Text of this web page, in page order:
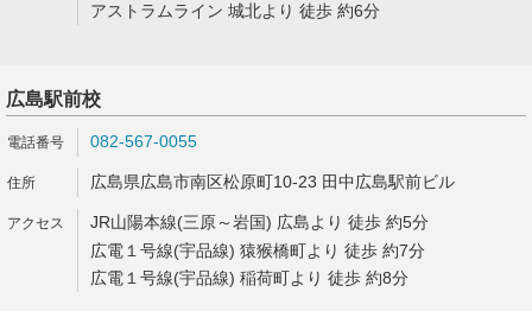
アストラムライン 城北より 徒歩 約6分
広島駅前校
082-567-0055
広島県広島市南区松原町10-23 田中広島駅前ビル
JR山陽本線(三原～岩国) 広島より 徒歩 約5分
広電１号線(宇品線) 猿猴橋町より 徒歩 約7分
広電１号線(宇品線) 稲荷町より 徒歩 約8分